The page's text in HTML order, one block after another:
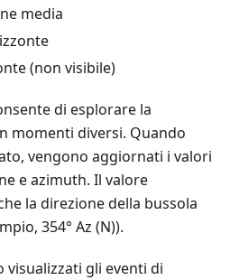
media
(non visibile)
di esplorare la
momenti diversi. Quando
vengono aggiornati i valori
e azimuth. Il valore
la direzione della bussola
354° Az (N)).
gli eventi di